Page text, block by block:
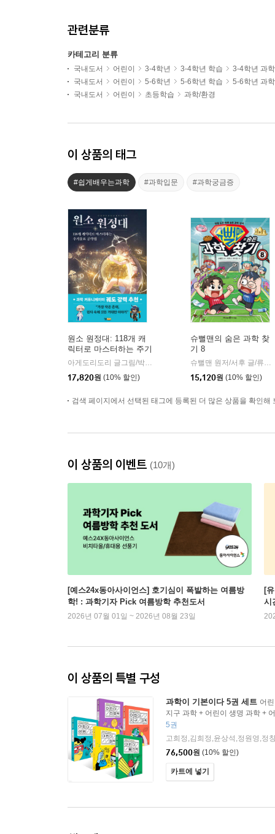
관련분류
카테고리 분류
국내도서 어린이 3-4학년 3-4학년 학습
3-4학년 과
국내도서
어린이 5-6학년 5-6학년 학습
5-6학년 과
국내도서
어린이 초등학습 과학/환경
이 상품의 태그
#쉽게배우는과학 #과학입문 #과학궁금증
원소 원정대: 118개 캐
릭터로 마스터하는 주기
율표 공략집
아게도리도리 글그림/박재현 역/장홍제 감수
윌북주니어
17,820원 (10% 할인)
슈뻘맨의 숨은 과학 찾
기 8
슈뻘맨 원저/서후 글/류수형 그림/샌드박스네트워크,정재형 감수
15,120원 (10% 할인)
검색 페이지에서 선택된 태그에 등록된 더 많은 상품을 확인해
이 상품의 이벤트 (10개)
[예스24x동아사이언스] 호기심이 폭발하는 여름방
학! : 과학기자 Pick 여름방학 추천도서
2026년 07월 01일 ~ 2026년 08월 23일
[
시
이 상품의 특별 구성
과학이 기본이다 5권 세트 어
지구 과학 + 어린이 생명 과학 +
물리학 세트
5권
76,500원 (10% 할인)
카트에 넣기